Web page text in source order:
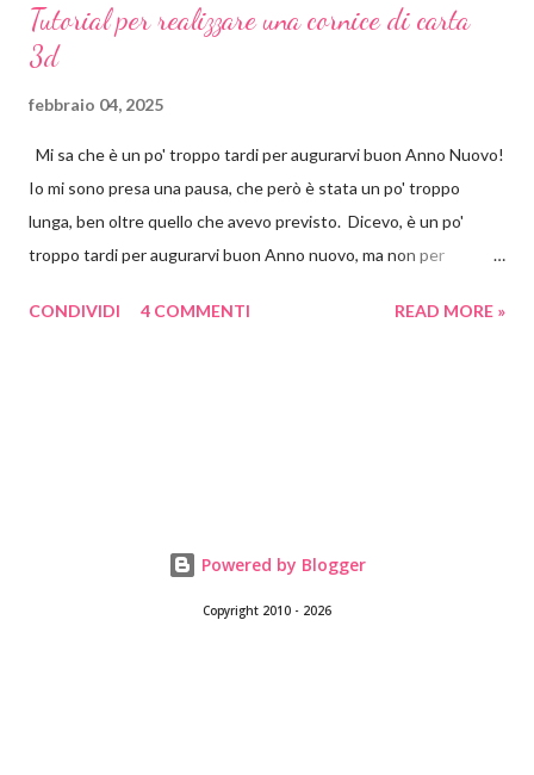
Tutorial per realizzare una cornice di carta
3d
febbraio 04, 2025
Mi sa che è un po' troppo tardi per augurarvi buon Anno Nuovo!
Io mi sono presa una pausa, che però è stata un po' troppo
lunga, ben oltre quello che avevo previsto. Dicevo, è un po'
troppo tardi per augurarvi buon Anno nuovo, ma non per
diciamocelo, qualsiasi avvenimento, qualsiasi data, è un pretesto
sarò mai capace di fare, ma che mi piace un sacco guardare. Poi
semplice, un cuore 3d oppure un vaso con i fiori. Ho cominciato a
CONDIVIDI 4 COMMENTI READ MORE »
Powered by Blogger
Copyright 2010 - 2026